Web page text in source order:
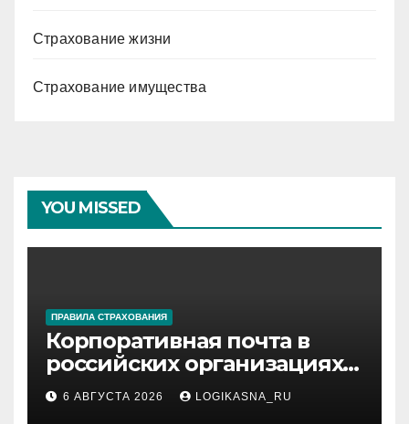
Страхование жизни
Страхование имущества
YOU MISSED
ПРАВИЛА СТРАХОВАНИЯ
Корпоративная почта в
российских организациях:
инфраструктура,
протоколы и безопасность
6 АВГУСТА 2026 LOGIKASNA_RU